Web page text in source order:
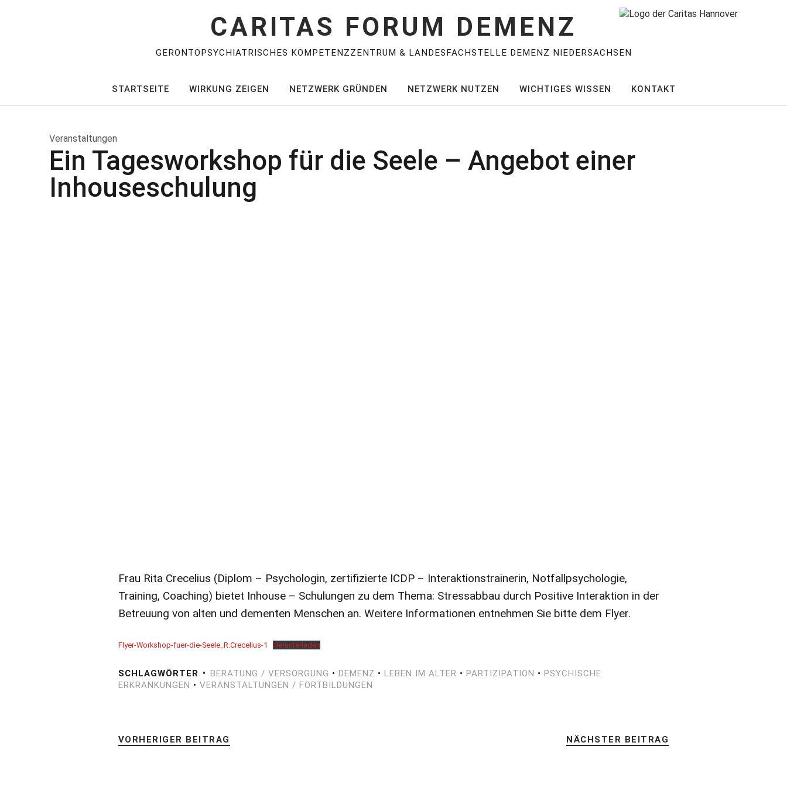
CARITAS FORUM DEMENZ
GERONTOPSYCHIATRISCHES KOMPETENZZENTRUM & LANDESFACHSTELLE DEMENZ NIEDERSACHSEN
STARTSEITE WIRKUNG ZEIGEN NETZWERK GRÜNDEN NETZWERK NUTZEN WICHTIGES WISSEN KONTAKT
Veranstaltungen
Ein Tagesworkshop für die Seele – Angebot einer
Inhouseschulung
Frau Rita Crecelius (Diplom – Psychologin, zertifizierte ICDP – Interaktionstrainerin, Notfallpsychologie,
Training, Coaching) bietet Inhouse – Schulungen zu dem Thema: Stressabbau durch Positive Interaktion in der
Betreuung von alten und dementen Menschen an. Weitere Informationen entnehmen Sie bitte dem Flyer.
Flyer-Workshop-fuer-die-Seele_R.Crecelius-1 Herunterladen
SCHLAGWÖRTER BERATUNG / VERSORGUNG • DEMENZ • LEBEN IM ALTER • PARTIZIPATION • PSYCHISCHE
ERKRANKUNGEN • VERANSTALTUNGEN / FORTBILDUNGEN
VORHERIGER BEITRAG NÄCHSTER BEITRAG